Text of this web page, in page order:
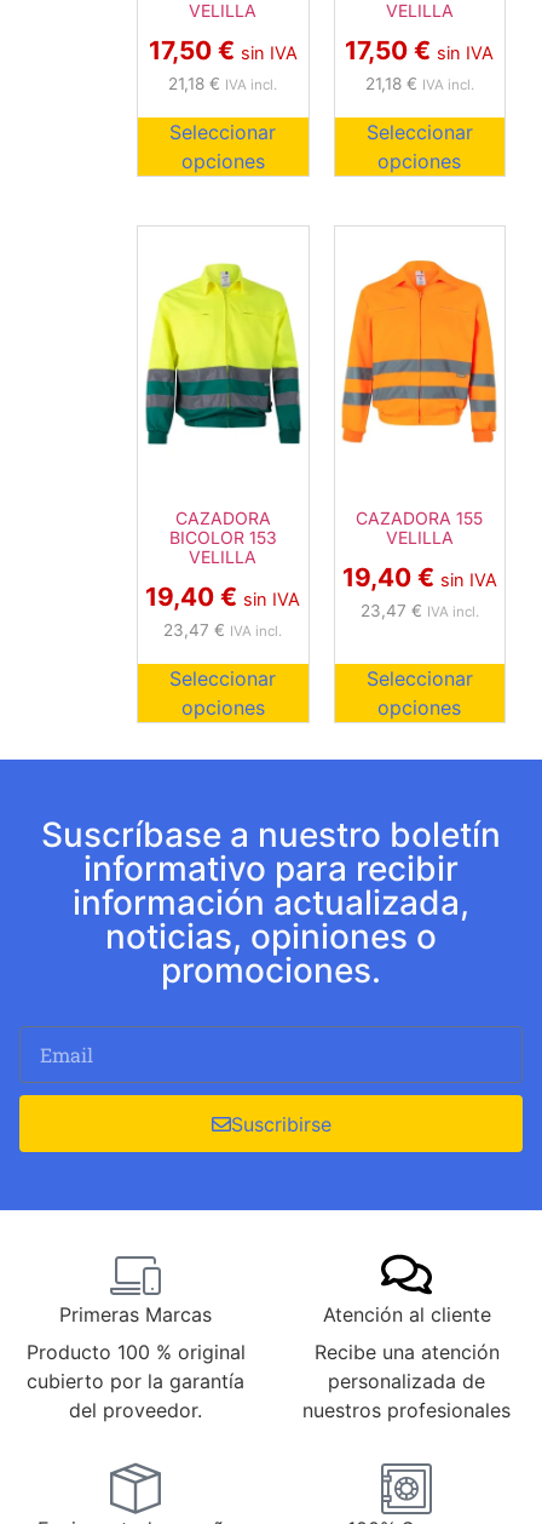
VELILLA
17,50 € sin IVA
21,18€ IVA incl.
Seleccionar
opciones
VELILLA
17,50€ sin IVA
21,18 € IVA incl.
Seleccionar
opciones
CAZADORA
BICOLOR 153
VELILLA
19,40€ sin IVA
23,47€ IVA incl.
Seleccionar
opciones
CAZADORA 155
VELILLA
19,40 € sin IVA
23,47 € IVA incl.
Seleccionar
opciones
Suscríbase a nuestro boletín
informativo para recibir
información actualizada,
noticias, opiniones o
promociones.
Suscribirse
Primeras Marcas
Producto 100 % original
cubierto por la garantía
del proveedor.
Atención al cliente
Recibe una atención
personalizada de
nuestros profesionales